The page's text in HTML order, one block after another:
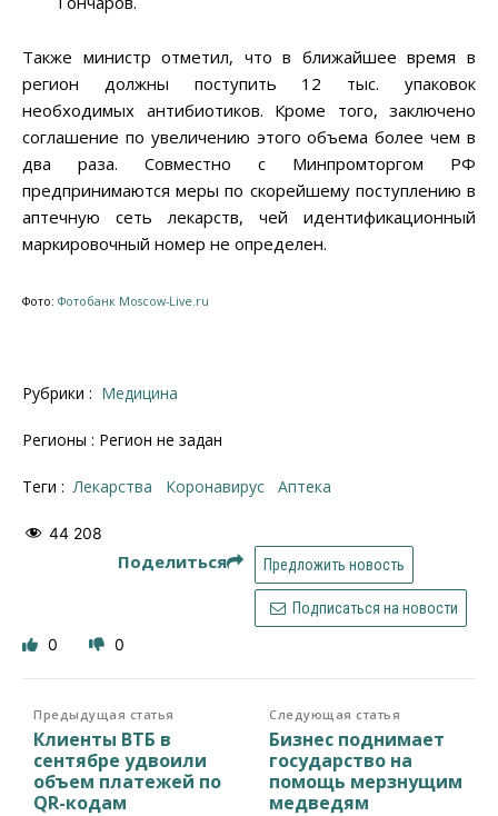
Также министр отметил, что в ближайшее время в
регион должны поступить 12 тыс. упаковок
необходимых антибиотиков. Кроме того, заключено
соглашение по увеличению этого объема более чем в
два раза. Совместно с Минпромторгом РФ
предпринимаются меры по скорейшему поступлению в
аптечную сеть лекарств, чей идентификационный
маркировочный номер не определен.
Фото: Фотобанк Moscow-Live.ru
Рубрики : Медицина
Регионы : Регион не задан
Теги : лекарства коронавирус Аптека
44 208
Поделиться Предложить новость
Подписаться на новости
0 0
Предыдущая статья
Клиенты ВТБ в
сентябре удвоили
объем платежей по
QR-кодам
Следующая статья
Бизнес поднимает
государство на
помощь мерзнущим
медведям